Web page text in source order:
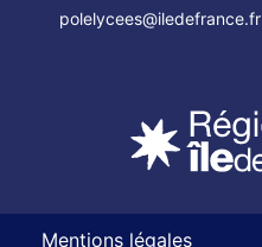
polelycees@iledefrance.fr
Mentions légales